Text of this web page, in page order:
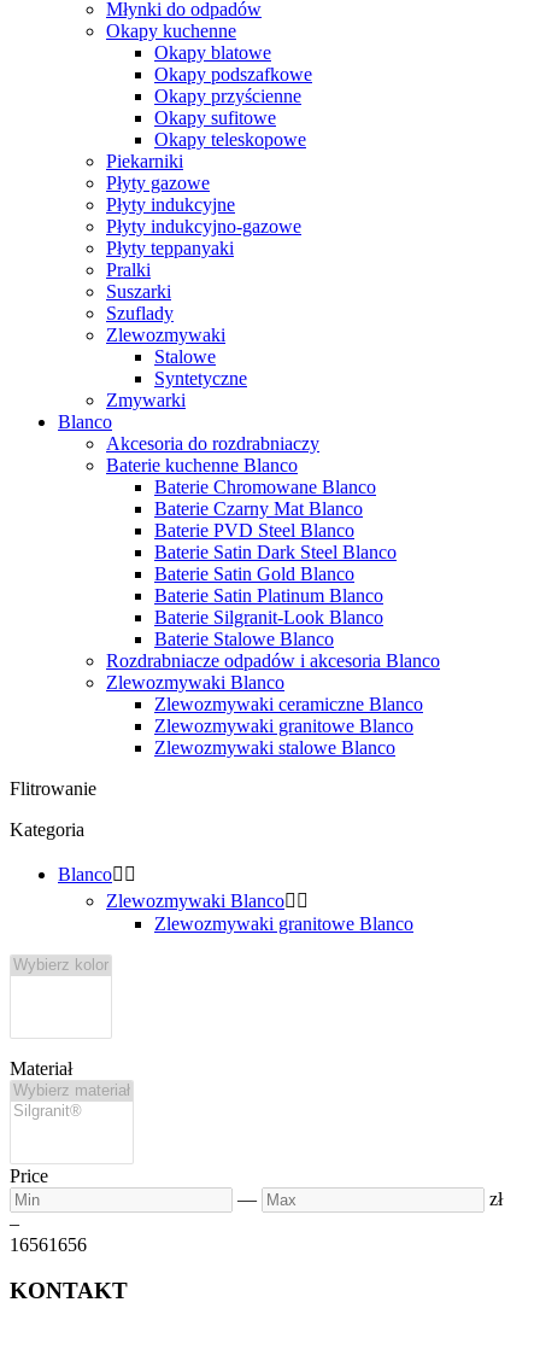
Młynki do odpadów
Okapy kuchenne
Okapy blatowe
Okapy podszafkowe
Okapy przyścienne
Okapy sufitowe
Okapy teleskopowe
Piekarniki
Płyty gazowe
Płyty indukcyjne
Płyty indukcyjno-gazowe
Płyty teppanyaki
Pralki
Suszarki
Szuflady
Zlewozmywaki
Stalowe
Syntetyczne
Zmywarki
Blanco
Akcesoria do rozdrabniaczy
Baterie kuchenne Blanco
Baterie Chromowane Blanco
Baterie Czarny Mat Blanco
Baterie PVD Steel Blanco
Baterie Satin Dark Steel Blanco
Baterie Satin Gold Blanco
Baterie Satin Platinum Blanco
Baterie Silgranit-Look Blanco
Baterie Stalowe Blanco
Rozdrabniacze odpadów i akcesoria Blanco
Zlewozmywaki Blanco
Zlewozmywaki ceramiczne Blanco
Zlewozmywaki granitowe Blanco
Zlewozmywaki stalowe Blanco
Flitrowanie
Kategoria
Blanco 
Zlewozmywaki Blanco 
Zlewozmywaki granitowe Blanco
Materiał
Price
Min
— Max
zł
–
16561656
KONTAKT